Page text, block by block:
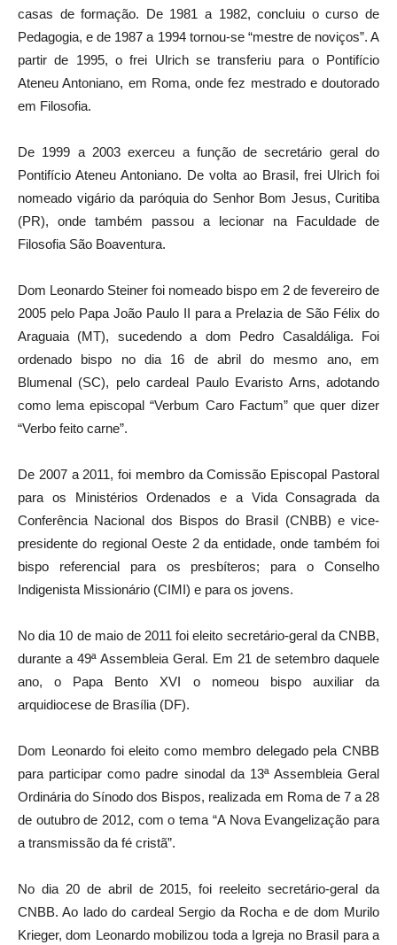
casas de formação. De 1981 a 1982, concluiu o curso de
Pedagogia, e de 1987 a 1994 tornou-se “mestre de noviços”. A
partir de 1995, o frei Ulrich se transferiu para o Pontifício
Ateneu Antoniano, em Roma, onde fez mestrado e doutorado
em Filosofia.
De 1999 a 2003 exerceu a função de secretário geral do
Pontifício Ateneu Antoniano. De volta ao Brasil, frei Ulrich foi
nomeado vigário da paróquia do Senhor Bom Jesus, Curitiba
(PR), onde também passou a lecionar na Faculdade de
Filosofia São Boaventura.
Dom Leonardo Steiner foi nomeado bispo em 2 de fevereiro de
2005 pelo Papa João Paulo II para a Prelazia de São Félix do
Araguaia (MT), sucedendo a dom Pedro Casaldáliga. Foi
ordenado bispo no dia 16 de abril do mesmo ano, em
Blumenal (SC), pelo cardeal Paulo Evaristo Arns, adotando
como lema episcopal “Verbum Caro Factum” que quer dizer
“Verbo feito carne”.
De 2007 a 2011, foi membro da Comissão Episcopal Pastoral
para os Ministérios Ordenados e a Vida Consagrada da
Conferência Nacional dos Bispos do Brasil (CNBB) e vice-
presidente do regional Oeste 2 da entidade, onde também foi
bispo referencial para os presbíteros; para o Conselho
Indigenista Missionário (CIMI) e para os jovens.
No dia 10 de maio de 2011 foi eleito secretário-geral da CNBB,
durante a 49ª Assembleia Geral. Em 21 de setembro daquele
ano, o Papa Bento XVI o nomeou bispo auxiliar da
arquidiocese de Brasília (DF).
Dom Leonardo foi eleito como membro delegado pela CNBB
para participar como padre sinodal da 13ª Assembleia Geral
Ordinária do Sínodo dos Bispos, realizada em Roma de 7 a 28
de outubro de 2012, com o tema “A Nova Evangelização para
a transmissão da fé cristã”.
No dia 20 de abril de 2015, foi reeleito secretário-geral da
CNBB. Ao lado do cardeal Sergio da Rocha e de dom Murilo
Krieger, dom Leonardo mobilizou toda a Igreja no Brasil para a